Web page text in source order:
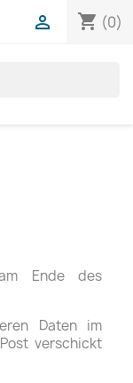
shopping_cart (0)

Ende des
Daten im
verschickt